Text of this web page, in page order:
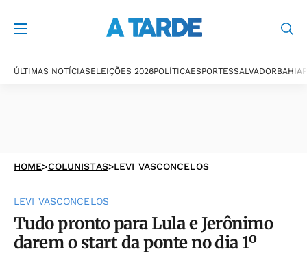
ÚLTIMAS NOTÍCIASELEIÇÕES 2026POLÍTICAESPORTESSALVADORBAHIA
HOME>COLUNISTAS>LEVI VASCONCELOS
LEVI VASCONCELOS
Tudo pronto para Lula e Jerônimo
darem o start da ponte no dia 1º